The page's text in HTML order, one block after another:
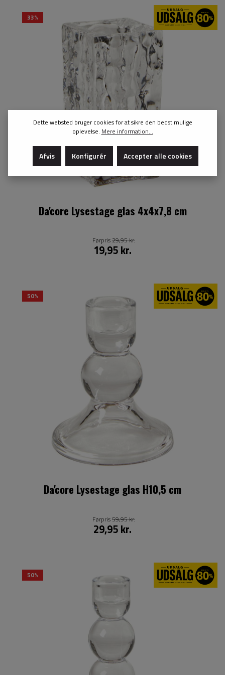
33%
Da'core Lysestage glas 4x4x7,8 cm
19,95 kr.
Førpris29,95 kr.
50%
Da'core Lysestage glas H10,5 cm
29,95 kr.
Førpris59,95 kr.
50%
Dette websted bruger cookies for at sikre den bedst mulige
oplevelse. Mere information...
Afvis Konfigurér Accepter alle cookies